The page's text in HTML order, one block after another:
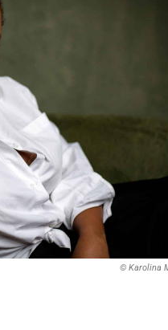
© Karolina